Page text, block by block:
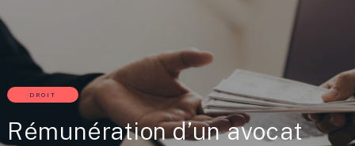
DROIT
Rémunération d’un avocat